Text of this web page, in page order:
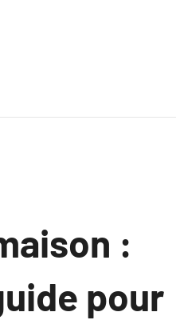
:
pour